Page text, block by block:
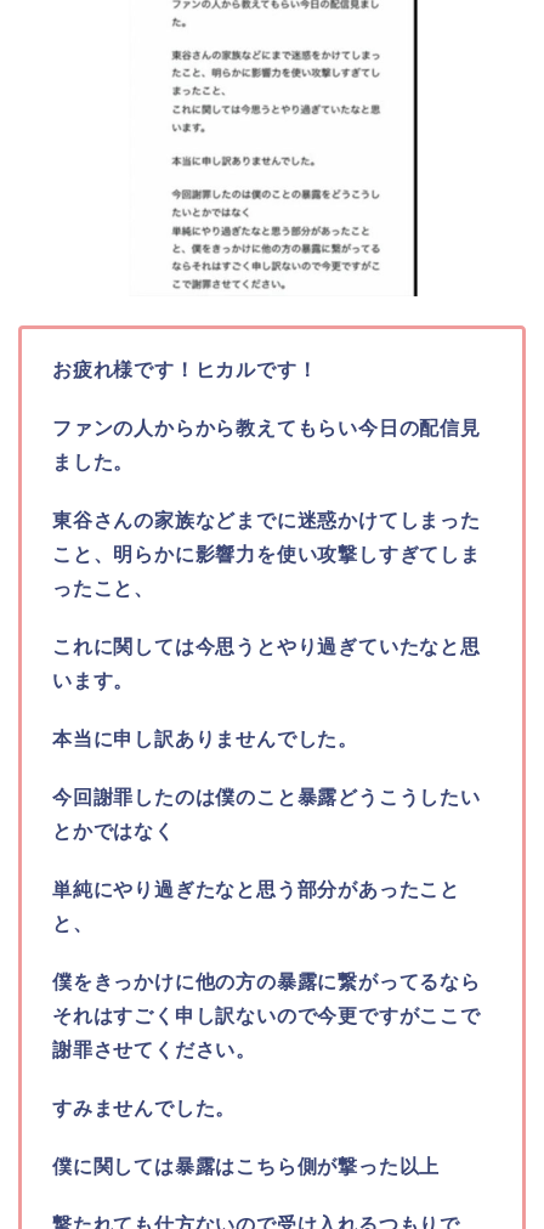
お疲れ様です！ヒカルです！
ファンの人からから教えてもらい今日の配信見
ました。
東谷さんの家族などまでに迷惑かけてしまった
こと、明らかに影響力を使い攻撃しすぎてしま
ったこと、
これに関しては今思うとやり過ぎていたなと思
います。
本当に申し訳ありませんでした。
今回謝罪したのは僕のこと暴露どうこうしたい
とかではなく
単純にやり過ぎたなと思う部分があったこと
と、
僕をきっかけに他の方の暴露に繋がってるなら
それはすごく申し訳ないので今更ですがここで
謝罪させてください。
すみませんでした。
僕に関しては暴露はこちら側が撃った以上
撃たれても仕方ないので受け入れるつもりで